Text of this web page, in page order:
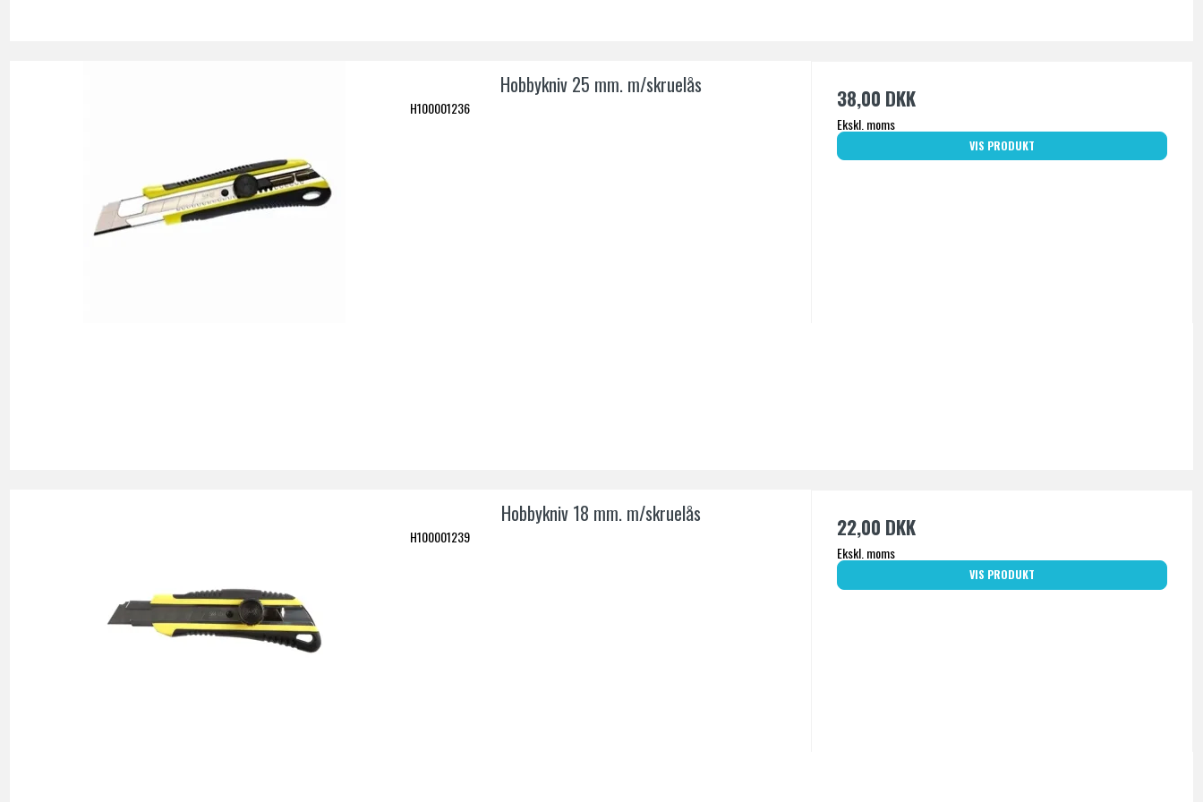
Hobbykniv 25 mm. m/skruelås
H100001236 38,00 DKK
Ekskl. moms
VIS PRODUKT
Hobbykniv 18 mm. m/skruelås
H100001239 22,00 DKK
Ekskl. moms
VIS PRODUKT